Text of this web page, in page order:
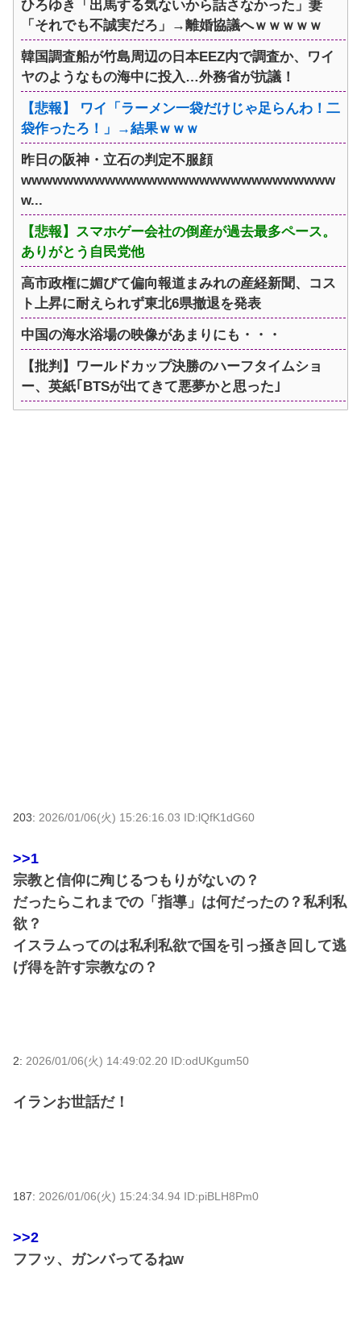
ひろゆき「出馬する気ないから話さなかった」妻
「それでも不誠実だろ」→離婚協議へｗｗｗｗｗ
韓国調査船が竹島周辺の日本EEZ内で調査か、ワイ
ヤのようなもの海中に投入…外務省が抗議！
【悲報】 ワイ「ラーメン一袋だけじゃ足らんわ！二
袋作ったろ！」→結果ｗｗｗ
昨日の阪神・立石の判定不服顔
wwwwwwwwwwwwwwwwwwwwwwwwwwwwww
w...
【悲報】スマホゲー会社の倒産が過去最多ペース。
ありがとう自民党他
高市政権に媚びて偏向報道まみれの産経新聞、コス
ト上昇に耐えられず東北6県撤退を発表
中国の海水浴場の映像があまりにも・・・
【批判】ワールドカップ決勝のハーフタイムショ
ー、英紙｢BTSが出てきて悪夢かと思った｣
203: 2026/01/06(火) 15:26:16.03 ID:lQfK1dG60
>>1
宗教と信仰に殉じるつもりがないの？
だったらこれまでの「指導」は何だったの？私利私
欲？
イスラムってのは私利私欲で国を引っ掻き回して逃
げ得を許す宗教なの？
2: 2026/01/06(火) 14:49:02.20 ID:odUKgum50
イランお世話だ！
187: 2026/01/06(火) 15:24:34.94 ID:piBLH8Pm0
>>2
フフッ、ガンバってるねw